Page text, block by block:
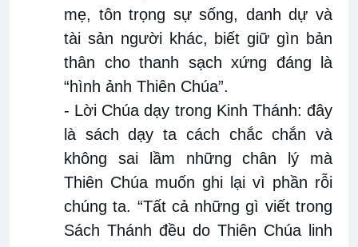
mẹ, tôn trọng sự sống, danh dự và
tài sản người khác, biết giữ gìn bản
thân cho thanh sạch xứng đáng là
“hình ảnh Thiên Chúa”.
- Lời Chúa dạy trong Kinh Thánh: đây
là sách dạy ta cách chắc chắn và
không sai lầm những chân lý mà
Thiên Chúa muốn ghi lại vì phần rỗi
chúng ta. “Tất cả những gì viết trong
Sách Thánh đều do Thiên Chúa linh